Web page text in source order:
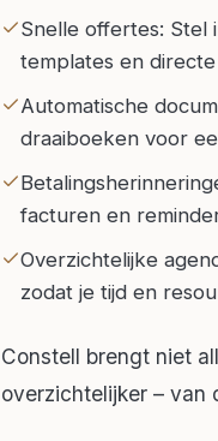
Snelle offertes: Stel
templates en
Automatische
draaiboeken voor
facturen en
Overzichtelijke
zodat je tijd en
Constell brengt niet
overzichtelijker – van